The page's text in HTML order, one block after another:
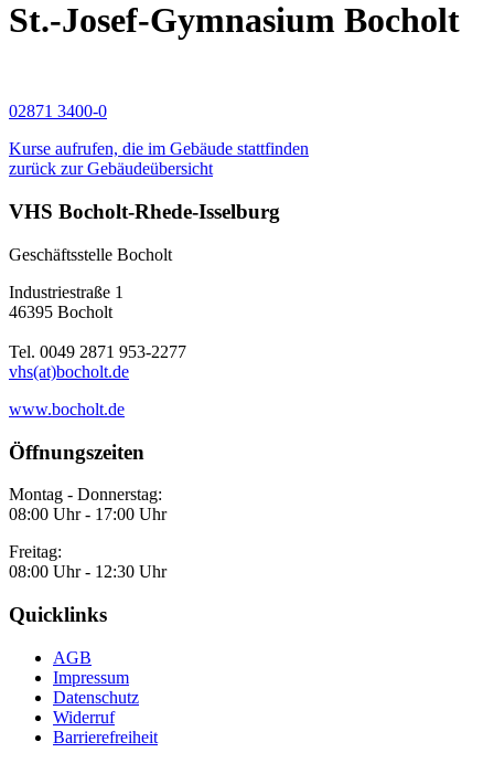
St.-Josef-Gymnasium Bocholt
02871 3400-0
Kurse aufrufen, die im Gebäude stattfinden
zurück zur Gebäudeübersicht
VHS Bocholt-Rhede-Isselburg
Geschäftsstelle Bocholt
Industriestraße 1
46395 Bocholt
Tel. 0049 2871 953-2277
vhs(at)bocholt.de
www.bocholt.de
Öffnungszeiten
Montag - Donnerstag:
08:00 Uhr - 17:00 Uhr
Freitag:
08:00 Uhr - 12:30 Uhr
Quicklinks
AGB
Impressum
Datenschutz
Widerruf
Barrierefreiheit